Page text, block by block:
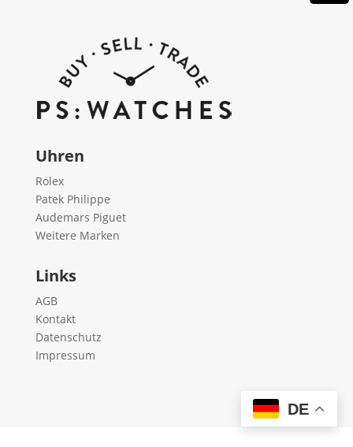
Uhren
Rolex
Patek Philippe
Audemars Piguet
Weitere Marken
Links
AGB
Kontakt
Datenschutz
Impressum
DE